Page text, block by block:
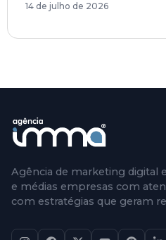
14 de julho de 2026
Agência de marketing digital
e médias empresas com
com estratégias que geram